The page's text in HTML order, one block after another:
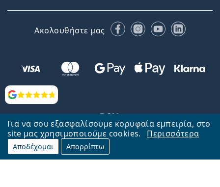
Για να σου εξασφαλίσουμε κορυφαία εμπειρία, στο
site μας χρησιμοποιούμε cookies.
Περισσότερα
Αποδέχομαι Απορρίπτω
Αξιολογήσεις
Ακολουθήστε μας FacebookInstagram
YouTubeLinkedIn
Επιστροφή στην αρχική σελίδα